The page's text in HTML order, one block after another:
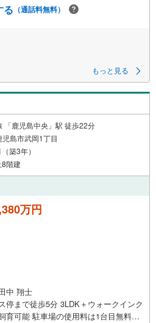
る （通話料無料）
もっと見る
「鹿児島中央」駅 徒歩22分
児島市武岡1丁目
築3年）
8階建
万円
中 翔士
停まで徒歩5分 3LDK＋ウォークインク
育可能 駐車場の使用料は1台目無料で